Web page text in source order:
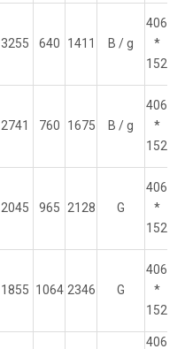
3255 640 1411 B / g
406
*
152
2741 760 1675 B / g
406
*
152
2045 965 2128 G
406
*
152
1855 1064 2346 G
406
*
152
406